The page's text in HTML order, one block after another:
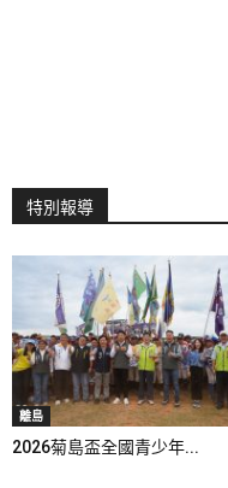
特別報導
離島
2026菊島盃全國青少年...